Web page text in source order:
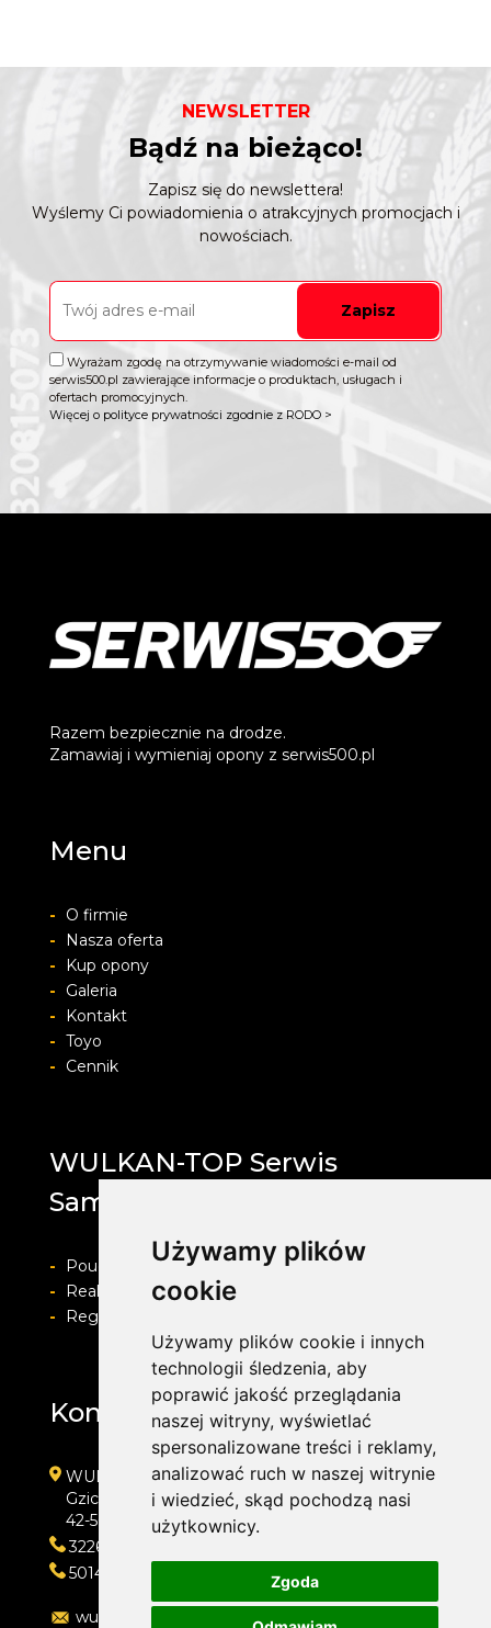
Używamy plików
cookie
Używamy plików cookie i innych
technologii śledzenia, aby
poprawić jakość przeglądania
naszej witryny, wyświetlać
spersonalizowane treści i reklamy,
analizować ruch w naszej witrynie
i wiedzieć, skąd pochodzą nasi
użytkownicy.
Zgoda
NEWSLETTER
Bądź na bieżąco!
Zapisz się do newslettera!
Wyślemy Ci powiadomienia o atrakcyjnych promocjach i
nowościach.
Zapisz
Wyrażam zgodę na otrzymywanie wiadomości e-mail od
serwis500.pl zawierające informacje o produktach, usługach i
ofertach promocyjnych.
Więcej o polityce prywatności zgodnie z RODO >
Razem bezpiecznie na drodze.
Zamawiaj i wymieniaj opony z serwis500.pl
Menu
-
O firmie
-
Nasza oferta
-
Kup opony
-
Galeria
-
Kontakt
- Toyo
-
Cennik
WULKAN-TOP Serwis
Samochodowy
-
Pouczenie o prawie do odstapienia od umowy
-
Realizacja zamówienia i formy płatności
-
Regulamin i Polityka prywatności
Kontakt
WULKAN-TOP Serwis Samochodowy
Gzichowska 108
42-504 Będzin
322692033
501410313
wulkan-top@wp.pl